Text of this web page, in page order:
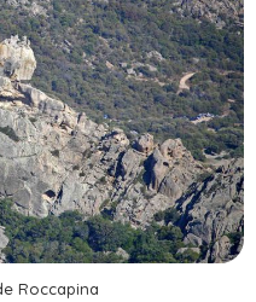
Roccapina